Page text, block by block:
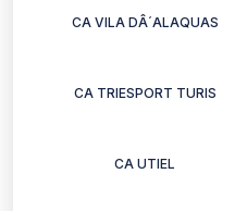
CA VILA DÂ´ALAQUAS
CA TRIESPORT TURIS
CA UTIEL